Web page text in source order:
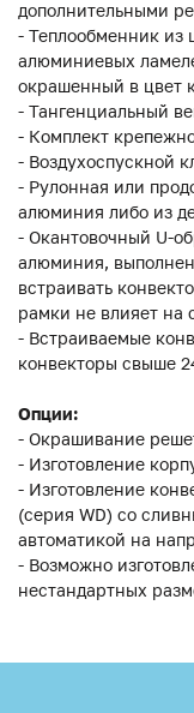
дополнительными
- Теплообменник из
алюминиевых
окрашенный в цвет
- Тангенциальный
- Комплект
- Воздухоспускной
- Рулонная или
алюминия либо из
- Окантовочный U-
алюминия,
встраивать
рамки не влияет на
- Встраиваемые
конвекторы свыше
Опции:
- Окрашивание
- Изготовление
- Изготовление
(серия WD) со
автоматикой на
- Возможно
нестандартных